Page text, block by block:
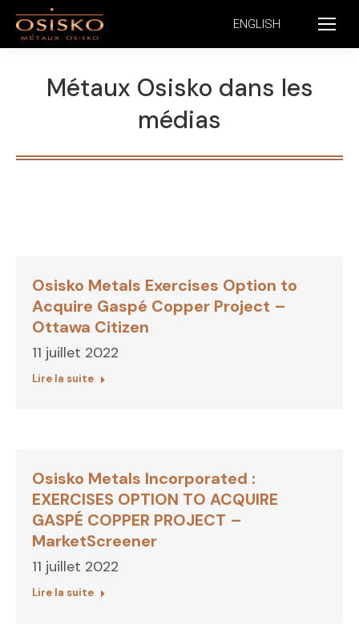
ENGLISH
Métaux Osisko dans les
médias
Osisko Metals Exercises Option to
Acquire Gaspé Copper Project –
Ottawa Citizen
11 juillet 2022
Lire la suite
Osisko Metals Incorporated :
EXERCISES OPTION TO ACQUIRE
GASPÉ COPPER PROJECT –
MarketScreener
11 juillet 2022
Lire la suite